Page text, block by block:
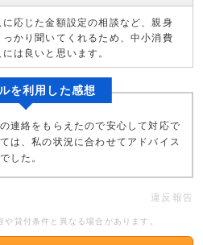
応じた金額設定の相談など、親身
かり聞いてくれるため、中小消費
は良いと思います。
を利用した感想
連絡をもらえたので安心して対応で
は、私の状況に合わせてアドバイス
した。
違反報告
貸付条件と異なる場合があります。